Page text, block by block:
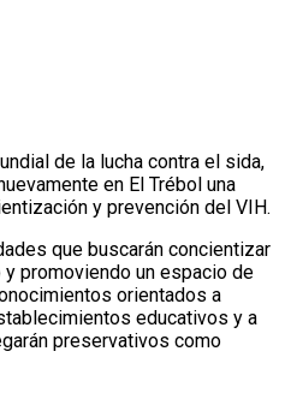
de la lucha contra el sida,
en El Trébol una
y prevención del VIH.
que buscarán concientizar
promoviendo un espacio de
orientados a
educativos y a
preservativos como